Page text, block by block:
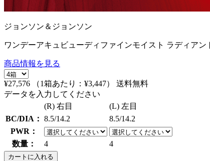
ジョンソン＆ジョンソン
ワンデーアキュビューディファインモイスト ラディアン
商品情報を見る
¥27,576 （1箱あたり： ¥3,447）
送料無料
データを入力してください
(R) 右目
(L) 左目
BC/DIA： 8.5/14.2
8.5/14.2
PWR：
数量：
4 4
カートに入れる